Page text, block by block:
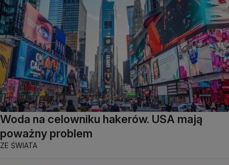
Woda na celowniku hakerów. USA mają
poważny problem
ZE ŚWIATA